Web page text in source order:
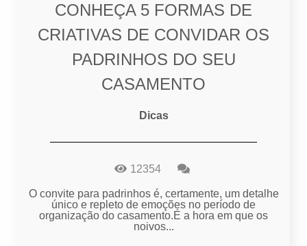
CONHEÇA 5 FORMAS DE
CRIATIVAS DE CONVIDAR OS
PADRINHOS DO SEU
CASAMENTO
Dicas
12354
O convite para padrinhos é, certamente, um detalhe
único e repleto de emoções no período de
organização do casamento.É a hora em que os
noivos...